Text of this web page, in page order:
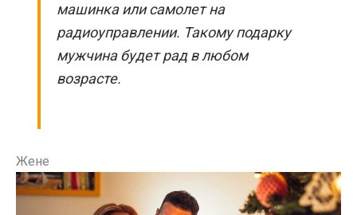
машинка или самолет на
радиоуправлении. Такому подарку
мужчина будет рад в любом
возрасте.
Жене